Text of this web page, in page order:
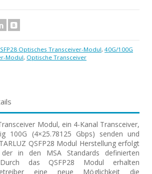
Optisches Transceiver-Modul, 40G/100G
Modul, Optische Transceiver
Modul, ein 4-Kanal Transceiver,
100G (4×25.78125 Gbps) senden und
QSFP28 Modul Herstellung erfolgt
in den MSA Standards definierten
Durch das QSFP28 Modul erhalten
eine neue Möglichkeit die